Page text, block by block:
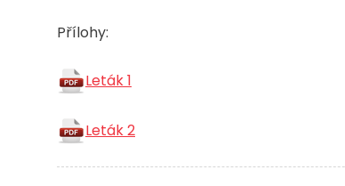
Přílohy:
Leták 1
Leták 2